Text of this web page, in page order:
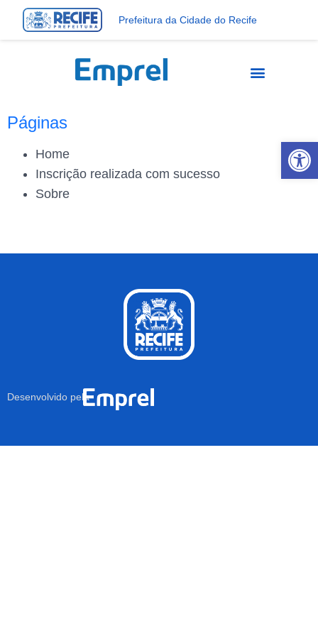
Abrir
Prefeitura da Cidade do Recife
Páginas
Home
Inscrição realizada com sucesso
Sobre
Desenvolvido pela